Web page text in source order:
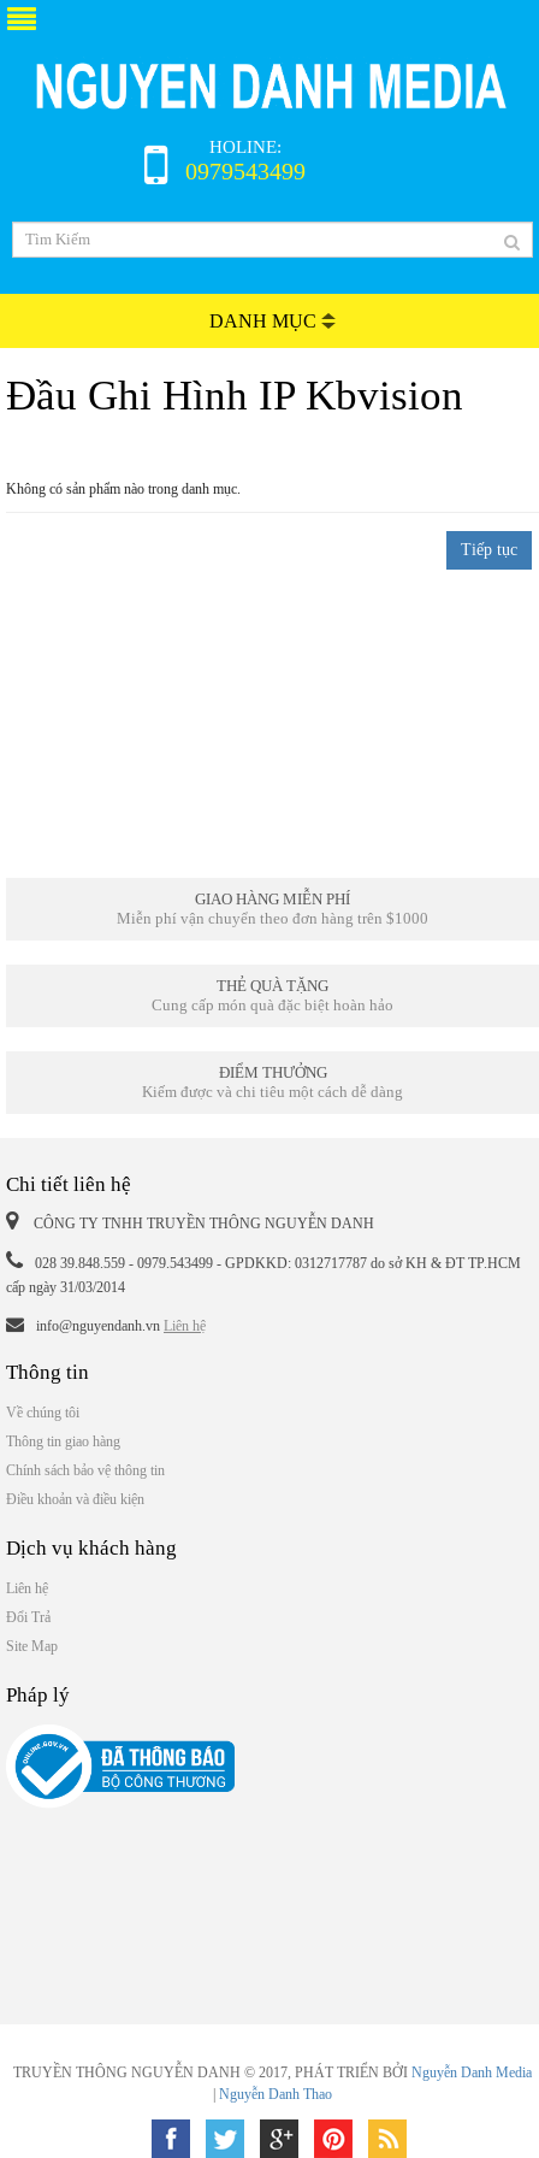
HOLINE:
0979543499
DANH MỤC
Đầu Ghi Hình IP Kbvision
Không có sản phẩm nào trong danh mục.
Tiếp tục
GIAO HÀNG MIỄN PHÍ
Miễn phí vận chuyển theo đơn hàng trên $1000
THẺ QUÀ TẶNG
Cung cấp món quà đặc biệt hoàn hảo
ĐIỂM THƯỞNG
Kiếm được và chi tiêu một cách dễ dàng
Chi tiết liên hệ
CÔNG TY TNHH TRUYỀN THÔNG NGUYỄN DANH
028 39.848.559 - 0979.543499 - GPDKKD: 0312717787 do sở KH & ĐT TP.HCM
cấp ngày 31/03/2014
info@nguyendanh.vn Liên hệ
Thông tin
Về chúng tôi
Thông tin giao hàng
Chính sách bảo vệ thông tin
Điều khoản và điều kiện
Dịch vụ khách hàng
Liên hệ
Đổi Trả
Site Map
Pháp lý
TRUYỀN THÔNG NGUYỄN DANH © 2017, PHÁT TRIỂN BỞI Nguyễn Danh Media
Nguyễn Danh Thao